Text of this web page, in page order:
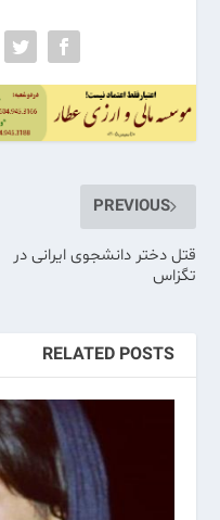
PREVIOUS
قتل دختر دانشجوی ایرانی در
تگزاس
RELATED POSTS